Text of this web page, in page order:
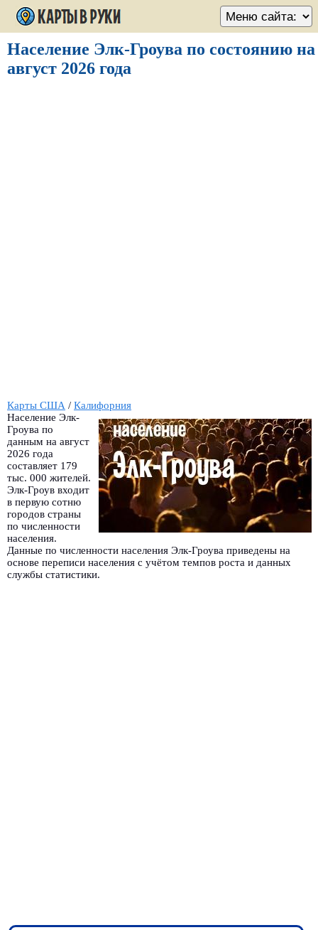
Население Элк-Гроува по состоянию на
август 2026 года
Карты США / Калифорния
Население Элк-
Гроува по
данным на август
2026 года
составляет 179
тыс. 000 жителей.
Элк-Гроув входит
в первую сотню
городов страны
по численности
населения.
Данные по численности населения Элк-Гроува приведены на
основе переписи населения с учётом темпов роста и данных
службы статистики.